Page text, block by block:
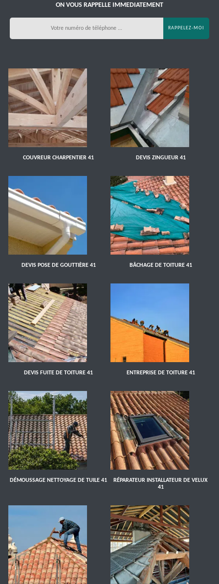
ON VOUS RAPPELLE IMMEDIATEMENT
COUVREUR CHARPENTIER 41 DEVIS ZINGUEUR 41
DEVIS POSE DE GOUTTIÈRE 41 BÂCHAGE DE TOITURE 41
DEVIS FUITE DE TOITURE 41 ENTREPRISE DE TOITURE 41
DÉMOUSSAGE NETTOYAGE DE TUILE 41
RÉPARATEUR INSTALLATEUR DE VELUX
41